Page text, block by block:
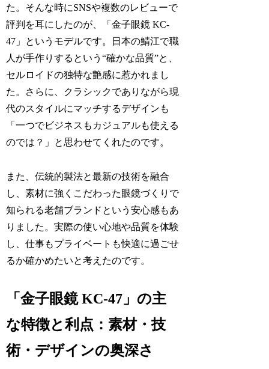
た。そんな時にSNSや複数のレビューで
評判を耳にしたのが、「金子眼鏡 KC-
47」というモデルです。日本の鯖江で職
人が手作りするという“確かな品質”と、
セルロイドの独特な艶感に惹かれまし
た。さらに、クラシックでありながら現
代のスタイルにマッチするデザインも
「一つでビジネスもカジュアルも使える
のでは？」と思わせてくれたのです。
また、伝統的製法と最新の技術を融合
し、素材に強くこだわった眼鏡づくりで
知られる老舗ブランドという安心感もあ
りました。実際の使い心地や品質を体験
し、仕事もプライベートも快適に過ごせ
るか確かめたいと考えたのです。
「金子眼鏡 KC-47」の主
な特徴と利点：素材・技
術・デザインの奥深さ